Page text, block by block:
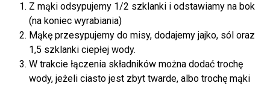
Z mąki odsypujemy 1/2 szklanki i odstawiamy na bok
(na koniec wyrabiania)
Mąkę przesypujemy do misy, dodajemy jajko, sól oraz
1,5 szklanki ciepłej wody.
W trakcie łączenia składników można dodać trochę
wody, jeżeli ciasto jest zbyt twarde, albo trochę mąki